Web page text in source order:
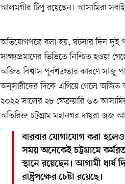
আলমগীর টিপু রয়েছেন। আসামিরা সবাই
অভিযোগপত্রে বলা হয়, ঘটনার দিন দুই
সাক্ষ্যপ্রমাণের ভিত্তিতে নিশ্চিত হওয়া
অজিত বিশ্বাস পূর্বশত্রুতার কারণে
অনুসারীদের দিকে এগিয়ে গেলে
২০২২ সালের ২৮ ফেব্রুয়ারি ৬৩
অতিরিক্ত চট্টগ্রাম মহানগর দায়রা জজ
বারবার যোগাযোগ করা
সময় অনেকেই চট্টগ্রামে
স্থানে রয়েছেন। আগামী ধার্য
রাষ্ট্রপক্ষের চেষ্টা রয়েছে।